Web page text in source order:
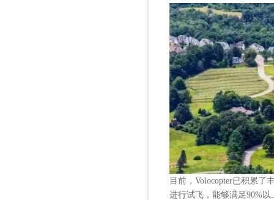
目前，Volocopter已积累
进行试飞，能够满足90%